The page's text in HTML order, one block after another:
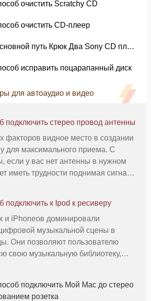
очистить Scratchy CD
очистить CD-плеер
Лучший Основной путь Крюк Два Sony CD плееры
исправить поцарапанный диск
для автоаудио и видео
подключить стерео провод антенны
факторов видное место в создании
для максимального приема. С
если у вас нет антенны в нужном
иметь трудности поднимая сигнал
в себя с
подключить к Ipod к ресиверу
и iPhoneов доминировали
музыкальной сцены в
Они позволяют пользователю
свою музыкальную библиотеку,
через наушники во вре
подключить Мой Mac до стерео
розетка